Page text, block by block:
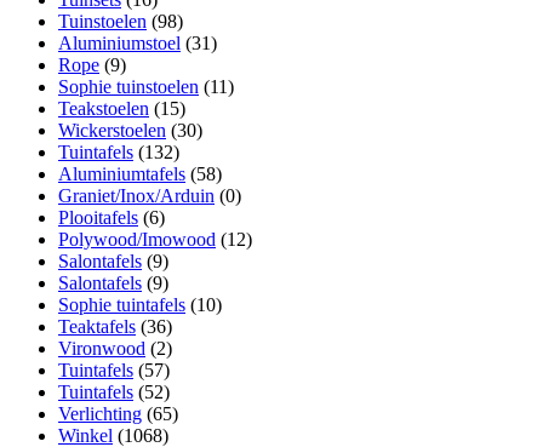
Tuinstoelen (98)
Aluminiumstoel (31)
Rope (9)
Sophie tuinstoelen (11)
Teakstoelen (15)
Wickerstoelen (30)
Tuintafels (132)
Aluminiumtafels (58)
Graniet/Inox/Arduin (0)
Plooitafels (6)
Polywood/Imowood (12)
Salontafels (9)
Salontafels (9)
Sophie tuintafels (10)
Teaktafels (36)
Vironwood (2)
Tuintafels (57)
Tuintafels (52)
Verlichting (65)
Winkel (1068)